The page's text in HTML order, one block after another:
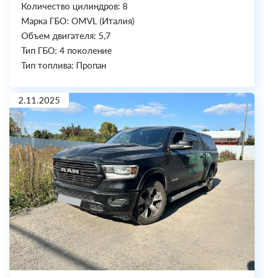
Количество цилиндров: 8
Марка ГБО: OMVL (Италия)
Объем двигателя: 5,7
Тип ГБО: 4 поколение
Тип топлива: Пропан
2.11.2025